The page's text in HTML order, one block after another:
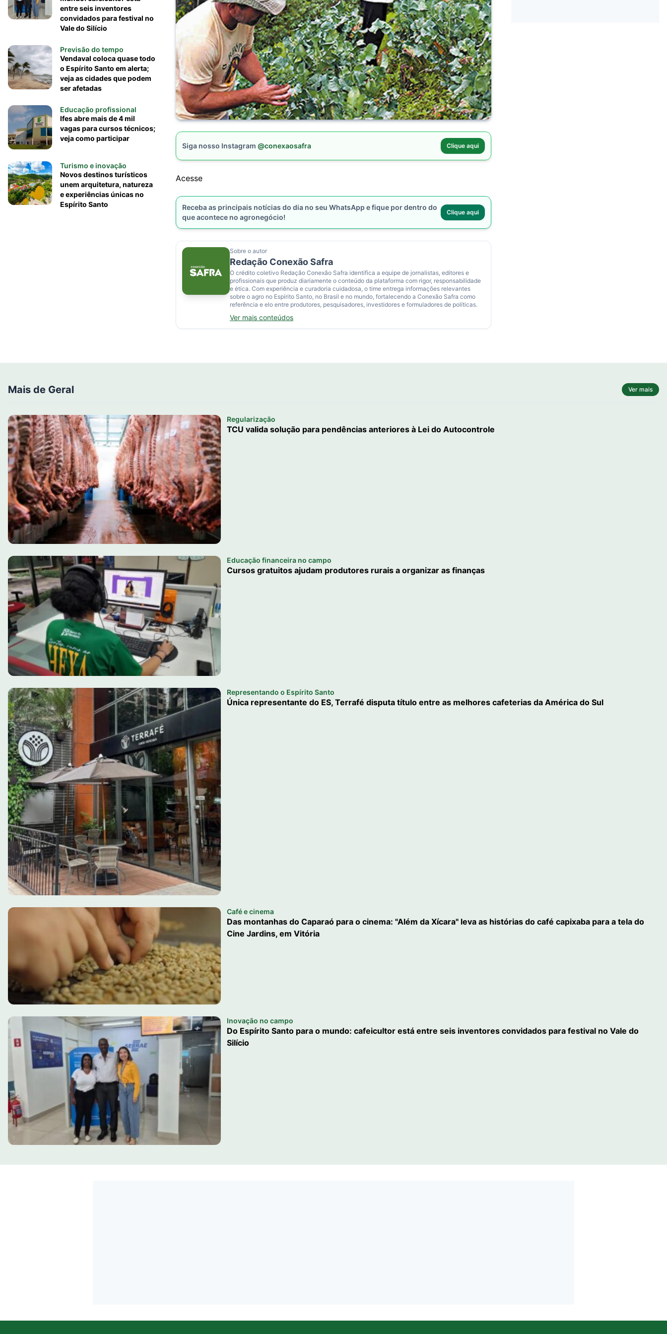
entre seis inventores
convidados para festival no
Vale do Silício
Previsão do tempo
Vendaval coloca quase todo
o Espírito Santo em alerta;
veja as cidades que podem
ser afetadas
Educação profissional
Ifes abre mais de 4 mil
vagas para cursos técnicos;
veja como participar
Turismo e inovação
Novos destinos turísticos
unem arquitetura, natureza
e experiências únicas no
Espírito Santo
Siga nosso Instagram @conexaosafra Clique aqui
Acesse
Receba as principais notícias do dia no seu WhatsApp e fique por dentro do
que acontece no agronegócio!
Clique aqui
Sobre o autor
Redação Conexão Safra
O crédito coletivo Redação Conexão Safra identifica a equipe de jornalistas, editores e
profissionais que produz diariamente o conteúdo da plataforma com rigor, responsabilidade
e ética. Com experiência e curadoria cuidadosa, o time entrega informações relevantes
sobre o agro no Espírito Santo, no Brasil e no mundo, fortalecendo a Conexão Safra como
referência e elo entre produtores, pesquisadores, investidores e formuladores de políticas.
Ver mais conteúdos
Mais de Geral Ver mais
Regularização
TCU valida solução para pendências anteriores à Lei do Autocontrole
Educação financeira no campo
Cursos gratuitos ajudam produtores rurais a organizar as finanças
Representando o Espírito Santo
Única representante do ES, Terrafé disputa título entre as melhores cafeterias da América do Sul
Café e cinema
Das montanhas do Caparaó para o cinema: "Além da Xícara" leva as histórias do café capixaba para a tela do
Cine Jardins, em Vitória
Inovação no campo
Do Espírito Santo para o mundo: cafeicultor está entre seis inventores convidados para festival no Vale do
Silício